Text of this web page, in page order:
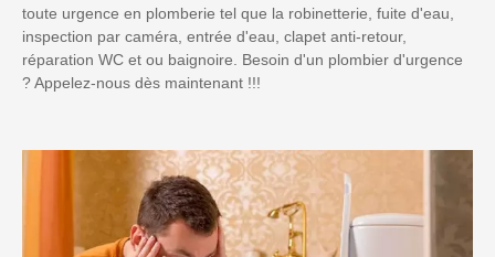
toute urgence en plomberie tel que la robinetterie, fuite d'eau,
inspection par caméra, entrée d'eau, clapet anti-retour,
réparation WC et ou baignoire. Besoin d'un plombier d'urgence
? Appelez-nous dès maintenant !!!